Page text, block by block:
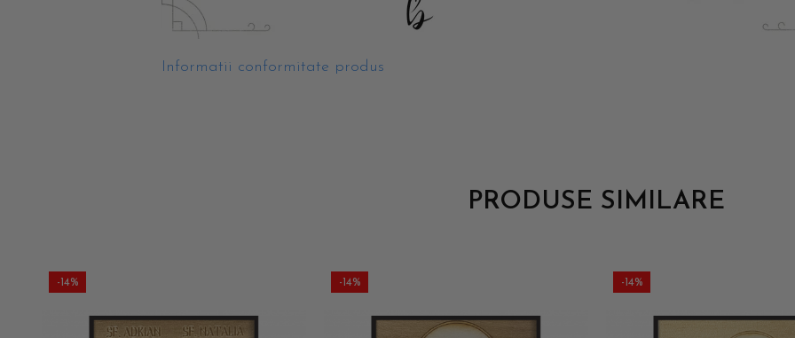
Informatii conformitate produs
PRODUSE SIMILARE
-14% -14% -14%